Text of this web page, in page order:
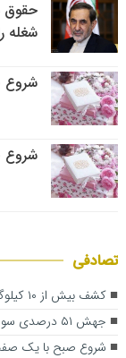
حقوق
شغله
شروع
شروع
تصادفی
کشف بیش از ۱۰ کیلوگرم مواد افیونی در زابل
جهش ۵۱ درصدی سوخت‌رسانی به نیروگاه‌های زاهدان
شروع صبح با یک